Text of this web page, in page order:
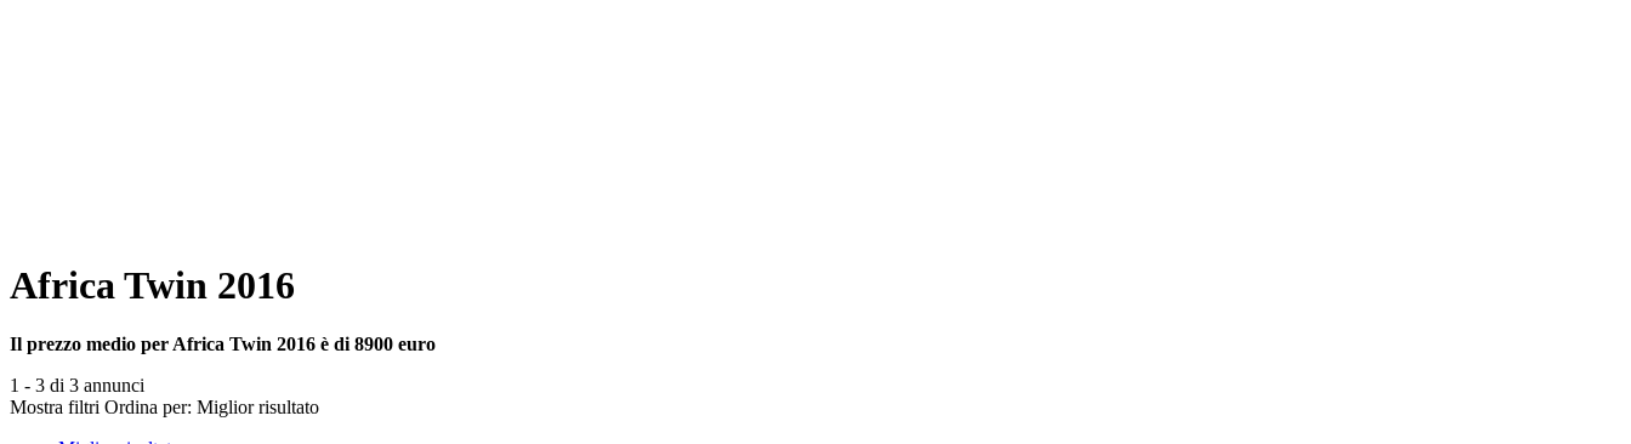
Africa Twin 2016
Il prezzo medio per Africa Twin 2016 è di 8900 euro
1 - 3 di 3 annunci
Mostra filtri Ordina per: Miglior risultato